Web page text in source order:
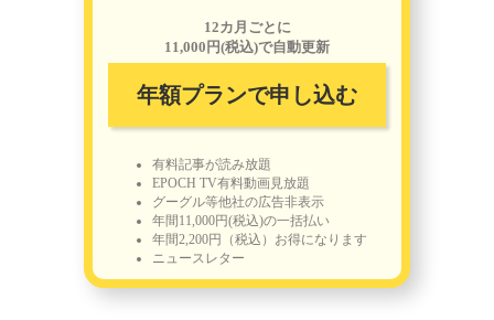
12カ月ごとに
11,000円(税込)で自動更新
年額プランで申し込む
有料記事が読み放題
EPOCH TV有料動画見放題
グーグル等他社の広告非表示
年間11,000円(税込)の一括払い
年間2,200円（税込）お得になります
ニュースレター